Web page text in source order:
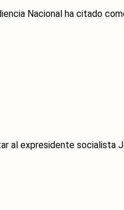
Nacional ha citado
al expresidente socialista